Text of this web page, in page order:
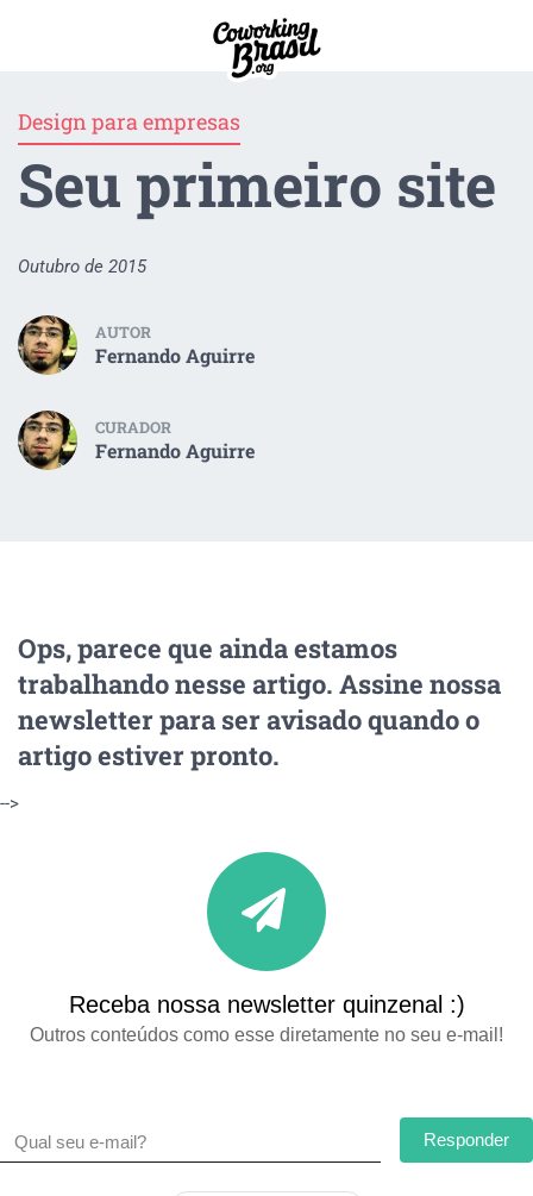
Design para empresas
Seu primeiro site
Outubro de 2015
AUTOR
Fernando Aguirre
CURADOR
Fernando Aguirre
Ops, parece que ainda estamos
trabalhando nesse artigo. Assine nossa
newsletter para ser avisado quando o
artigo estiver pronto.
-->
Receba nossa newsletter quinzenal :)
Outros conteúdos como esse diretamente no seu e-mail!
Responder